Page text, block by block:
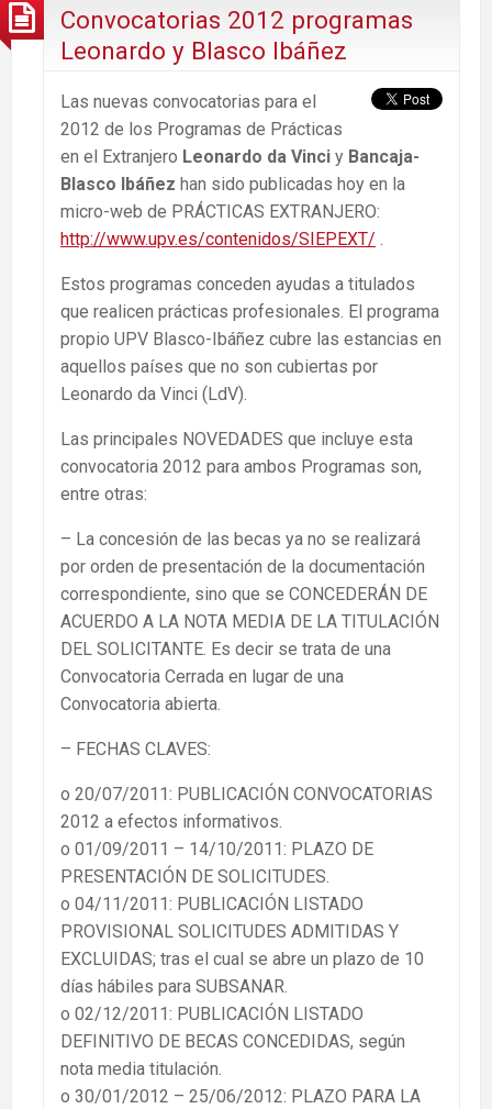
Convocatorias 2012 programas
Leonardo y Blasco Ibáñez
Las nuevas convocatorias para el
2012 de los Programas de Prácticas
en el Extranjero Leonardo da Vinci y Bancaja-
Blasco Ibáñez han sido publicadas hoy en la
micro-web de PRÁCTICAS EXTRANJERO:
http://www.upv.es/contenidos/SIEPEXT/ .
Estos programas conceden ayudas a titulados
que realicen prácticas profesionales. El programa
propio UPV Blasco-Ibáñez cubre las estancias en
aquellos países que no son cubiertas por
Leonardo da Vinci (LdV).
Las principales NOVEDADES que incluye esta
convocatoria 2012 para ambos Programas son,
entre otras:
– La concesión de las becas ya no se realizará
por orden de presentación de la documentación
correspondiente, sino que se CONCEDERÁN DE
ACUERDO A LA NOTA MEDIA DE LA TITULACIÓN
DEL SOLICITANTE. Es decir se trata de una
Convocatoria Cerrada en lugar de una
Convocatoria abierta.
– FECHAS CLAVES:
o 20/07/2011: PUBLICACIÓN CONVOCATORIAS
2012 a efectos informativos.
o 01/09/2011 – 14/10/2011: PLAZO DE
PRESENTACIÓN DE SOLICITUDES.
o 04/11/2011: PUBLICACIÓN LISTADO
PROVISIONAL SOLICITUDES ADMITIDAS Y
EXCLUIDAS; tras el cual se abre un plazo de 10
días hábiles para SUBSANAR.
o 02/12/2011: PUBLICACIÓN LISTADO
DEFINITIVO DE BECAS CONCEDIDAS, según
nota media titulación.
o 30/01/2012 – 25/06/2012: PLAZO PARA LA